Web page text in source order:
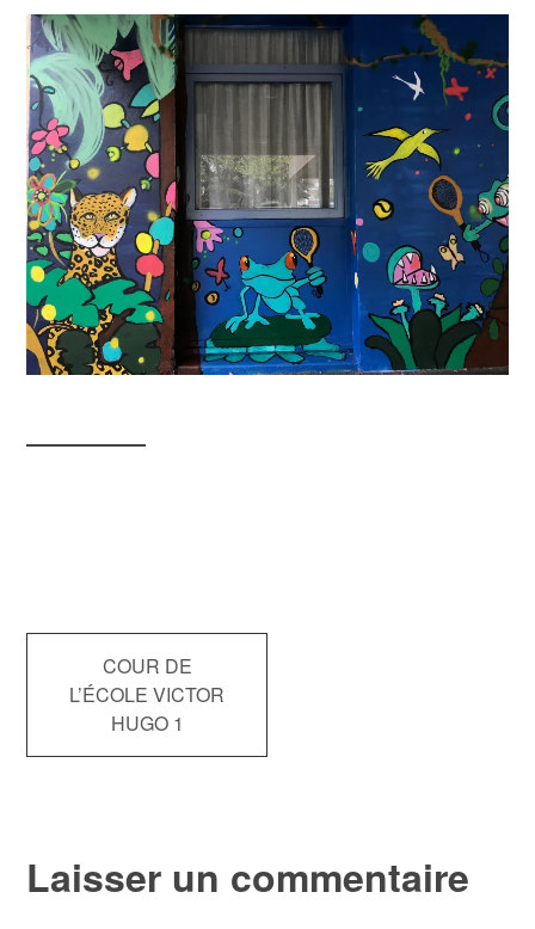
Navigation
de
COUR DE
L’ÉCOLE VICTOR
HUGO 1
Laisser un commentaire